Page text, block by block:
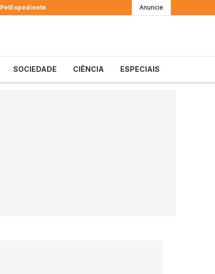
PetExpediente Anuncie
SOCIEDADE CIÊNCIA ESPECIAIS